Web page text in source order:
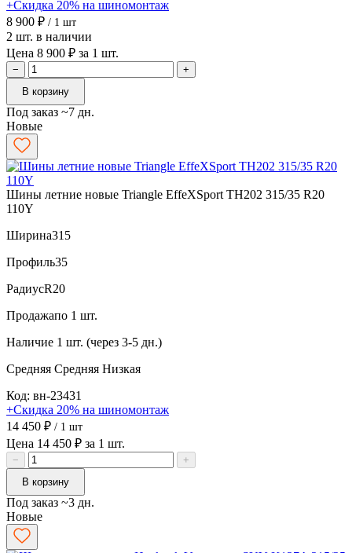
+Скидка 20% на шиномонтаж
8 900 ₽ / 1 шт
2 шт. в наличии
Цена 8 900 ₽ за 1 шт.
−
+
В корзину
Под заказ ~7 дн.
Новые
Шины летние новые Triangle EffeXSport TH202 315/35 R20
110Y
Ширина315
Профиль35
РадиусR20
Продажапо 1 шт.
Наличие 1 шт. (через 3-5 дн.)
Средняя Средняя Низкая
Код: вн-23431
+Скидка 20% на шиномонтаж
14 450 ₽ / 1 шт
Цена 14 450 ₽ за 1 шт.
−
+
В корзину
Под заказ ~3 дн.
Новые